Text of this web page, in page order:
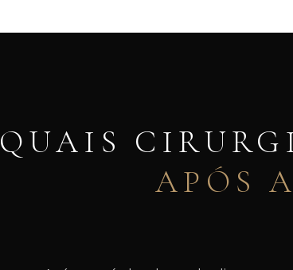
QUAIS
APÓS